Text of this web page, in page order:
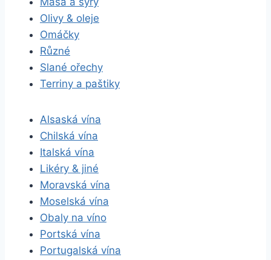
Olivy & oleje
Omáčky
Různé
Slané ořechy
Terriny a paštiky
Alsaská vína
Chilská vína
Italská vína
Likéry & jiné
Moravská vína
Moselská vína
Obaly na víno
Portská vína
Portugalská vína